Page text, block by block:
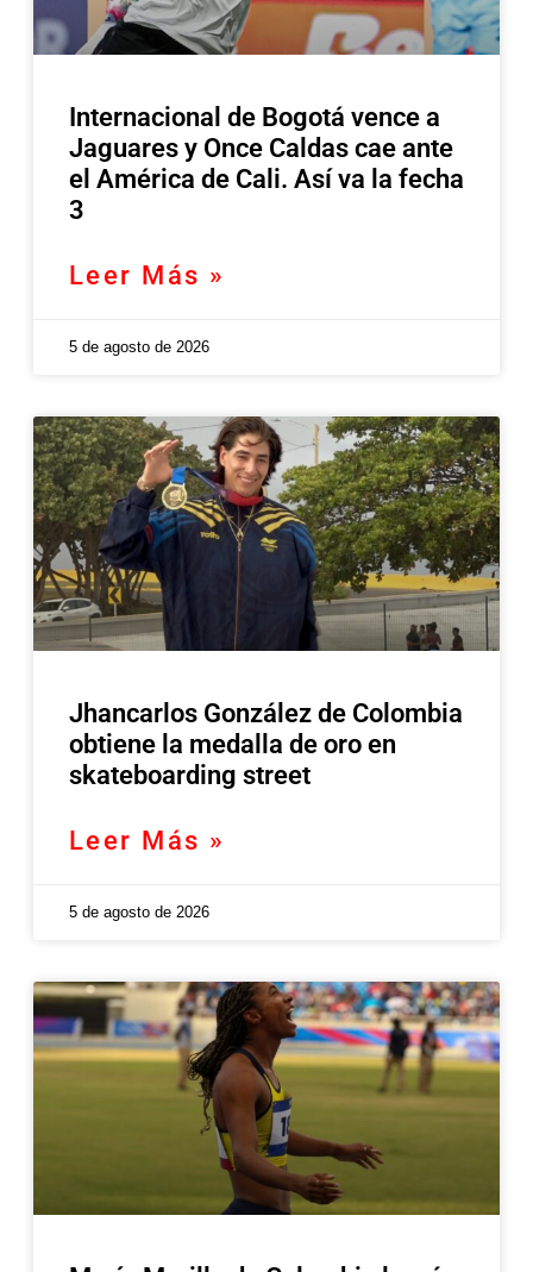
Internacional de Bogotá vence a
Jaguares y Once Caldas cae ante
el América de Cali. Así va la fecha
3
Leer Más »
5 de agosto de 2026
Jhancarlos González de Colombia
obtiene la medalla de oro en
skateboarding street
Leer Más »
5 de agosto de 2026